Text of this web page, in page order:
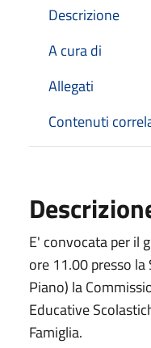
Descrizione
A cura di
Allegati
Contenuti
E' convocata per il
ore 11.00 presso la
Piano) la
Educative
Famiglia.